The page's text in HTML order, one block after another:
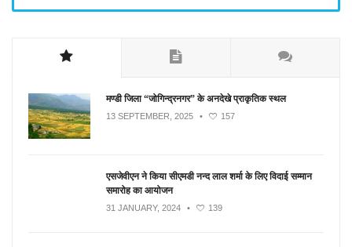
मण्डी जिला “जोगिन्द्रनगर” के अनदेखे प्राकृतिक स्थल
13 SEPTEMBER, 2025 • 157
एसजेवीएन ने किया सीएमडी नन्‍द लाल शर्मा के लिए विदाई सम्मान
समारोह का आयोजन
31 JANUARY, 2024 • 139